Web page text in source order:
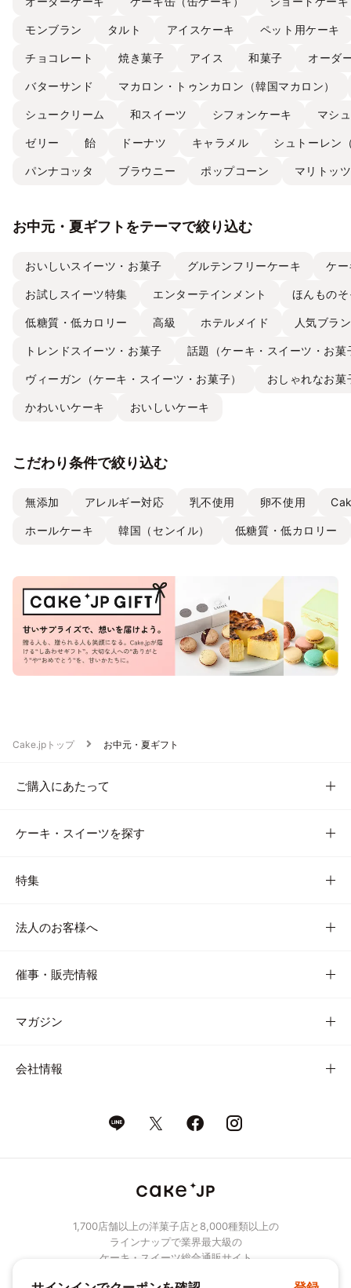
モンブラン タルト アイスケーキ ペット用ケーキ
チョコレート 焼き菓子 アイス 和菓子 オーダ
バターサンド マカロン・トゥンカロン（韓国マカロン）
シュークリーム 和スイーツ シフォンケーキ マシ
ゼリー 飴 ドーナツ キャラメル シュトーレン
パンナコッタ ブラウニー ポップコーン マリトッ
お中元・夏ギフトをテーマで絞り込む
おいしいスイーツ・お菓子 グルテンフリーケーキ ケ
お試しスイーツ特集 エンターテインメント ほんもの
低糖質・低カロリー 高級 ホテルメイド 人気ブラ
トレンドスイーツ・お菓子 話題（ケーキ・スイーツ・お菓
ヴィーガン（ケーキ・スイーツ・お菓子） おしゃれなお菓
かわいいケーキ おいしいケーキ
こだわり条件で絞り込む
無添加 アレルギー対応 乳不使用 卵不使用
ホールケーキ 韓国（センイル） 低糖質・低カロリー
Cake.jpトップ お中元・夏ギフト
ご購入にあたって
ケーキ・スイーツを探す
特集
法人のお客様へ
催事・販売情報
マガジン
会社情報
1,700店舗以上の洋菓子店と8,000種類以上の
ラインナップで業界最大級の
ケーキ・スイーツ総合通販サイト